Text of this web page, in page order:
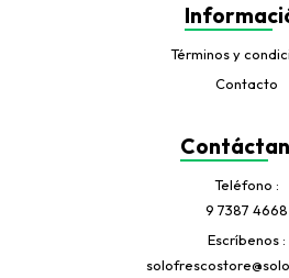
Términos y
Contacto
Teléfono
9 7387 4668
Escríbenos